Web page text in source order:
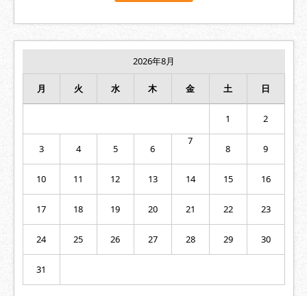
2026年8月
月 火 水 木 金 土 日
1 2
3 4 5 6
7
8 9
10 11 12 13 14 15 16
17 18 19 20 21 22 23
24 25 26 27 28 29 30
31